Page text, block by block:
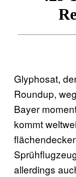
Glyphosat,
Roundup,
Bayer
kommt
allerdings